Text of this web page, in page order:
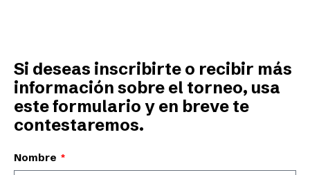
Si deseas inscribirte o recibir más
información sobre el torneo, usa
este formulario y en breve te
contestaremos.
Nombre